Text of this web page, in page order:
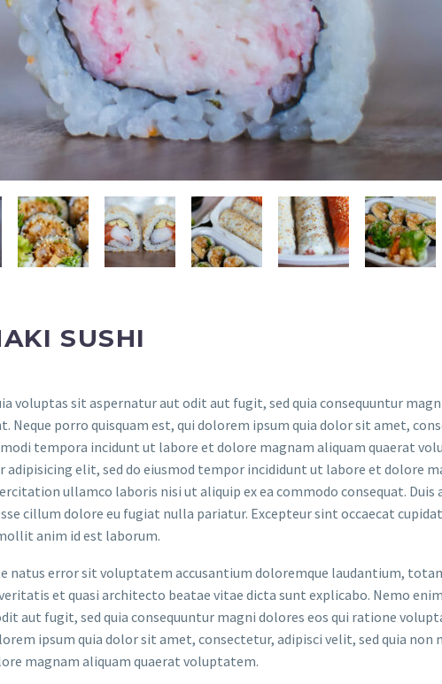
SUSHI
voluptas sit aspernatur aut odit aut fugit, sed quia consequuntur
Neque porro quisquam est, qui dolorem ipsum quia dolor sit amet,
tempora incidunt ut labore et dolore magnam aliquam quaerat
elit, sed do eiusmod tempor incididunt ut labore et dolore
ullamco laboris nisi ut aliquip ex ea commodo consequat. Duis
cillum dolore eu fugiat nulla pariatur. Excepteur sint occaecat
anim id est laborum.
natus error sit voluptatem accusantium doloremque laudantium,
et quasi architecto beatae vitae dicta sunt explicabo. Nemo
aut fugit, sed quia consequuntur magni dolores eos qui ratione
ipsum quia dolor sit amet, consectetur, adipisci velit, sed quia non
magnam aliquam quaerat voluptatem.